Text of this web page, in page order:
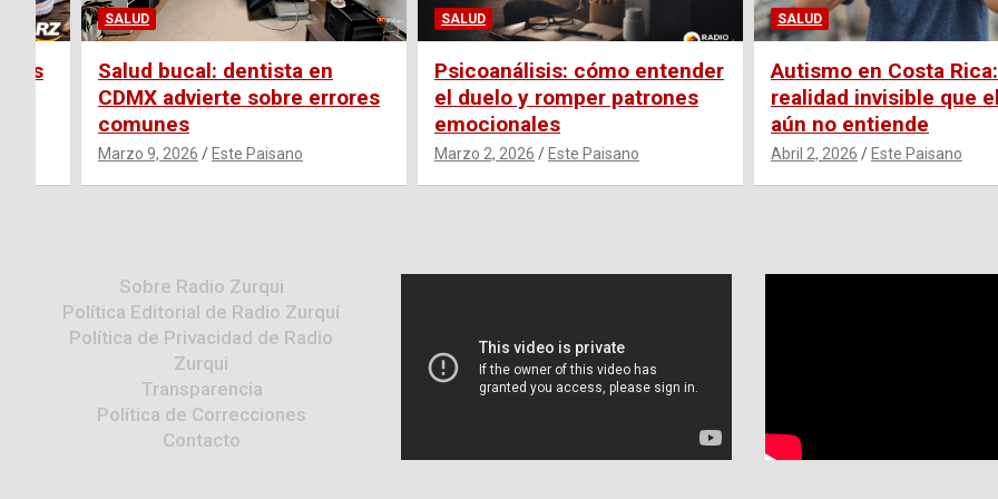
SALUD
Salud bucal: dentista en
CDMX advierte sobre errores
comunes
Marzo 9, 2026 Este Paisano
SALUD
Psicoanálisis: cómo entender
el duelo y romper patrones
emocionales
Marzo 2, 2026 Este Paisano
SALUD
Autismo en Costa
realidad invisible que
aún no entiende
Abril 2, 2026 Este Paisano
Sobre Radio Zurqui
Política Editorial de Radio Zurquí
Política de Privacidad de Radio
Zurqui
Transparencia
Política de Correcciones
Contacto